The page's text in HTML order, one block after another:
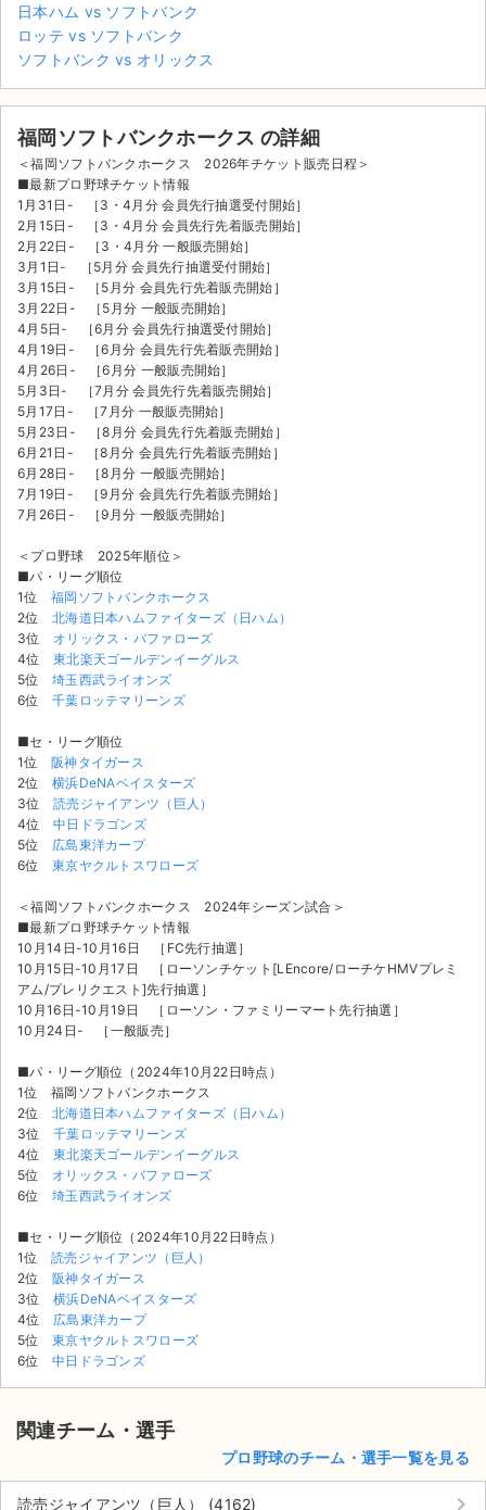
お知らせ
サイト情報
チケットジャム運営会社
プライバシーポリシー
特定商取引法に基づく表記
公演登録依頼
チケットジャムの取り組み
音楽情報
日本ハム vs ソフトバンク
ロッテ vs ソフトバンク
ソフトバンク vs オリックス
福岡ソフトバンクホークス の詳細
＜福岡ソフトバンクホークス 2026年チケット販売日程＞
■最新プロ野球チケット情報
1月31日- ［3・4月分 会員先行抽選受付開始］
2月15日- ［3・4月分 会員先行先着販売開始］
2月22日- ［3・4月分 一般販売開始］
3月1日- ［5月分 会員先行抽選受付開始］
3月15日- ［5月分 会員先行先着販売開始］
3月22日- ［5月分 一般販売開始］
4月5日- ［6月分 会員先行抽選受付開始］
4月19日- ［6月分 会員先行先着販売開始］
4月26日- ［6月分 一般販売開始］
5月3日- ［7月分 会員先行先着販売開始］
5月17日- ［7月分 一般販売開始］
5月23日- ［8月分 会員先行先着販売開始］
6月21日- ［8月分 会員先行先着販売開始］
6月28日- ［8月分 一般販売開始］
7月19日- ［9月分 会員先行先着販売開始］
7月26日- ［9月分 一般販売開始］
＜プロ野球 2025年順位＞
■パ・リーグ順位
1位 福岡ソフトバンクホークス
2位 北海道日本ハムファイターズ（日ハム）
3位 オリックス・バファローズ
4位 東北楽天ゴールデンイーグルス
5位 埼玉西武ライオンズ
6位 千葉ロッテマリーンズ
■セ・リーグ順位
1位 阪神タイガース
2位 横浜DeNAベイスターズ
3位 読売ジャイアンツ（巨人）
4位 中日ドラゴンズ
5位 広島東洋カープ
6位 東京ヤクルトスワローズ
＜福岡ソフトバンクホークス 2024年シーズン試合＞
■最新プロ野球チケット情報
10月14日-10月16日 ［FC先行抽選］
10月15日-10月17日 ［ローソンチケット[LEncore/ローチケHMVプレミ
アム/プレリクエスト]先行抽選］
10月16日-10月19日 ［ローソン・ファミリーマート先行抽選］
10月24日- ［一般販売］
■パ・リーグ順位（2024年10月22日時点）
1位 福岡ソフトバンクホークス
2位 北海道日本ハムファイターズ（日ハム）
3位 千葉ロッテマリーンズ
4位 東北楽天ゴールデンイーグルス
5位 オリックス・バファローズ
6位 埼玉西武ライオンズ
■セ・リーグ順位（2024年10月22日時点）
1位 読売ジャイアンツ（巨人）
2位 阪神タイガース
3位 横浜DeNAベイスターズ
4位 広島東洋カープ
5位 東京ヤクルトスワローズ
6位 中日ドラゴンズ
関連チーム・選手
プロ野球のチーム・選手一覧を見る
読売ジャイアンツ（巨人） (4162)